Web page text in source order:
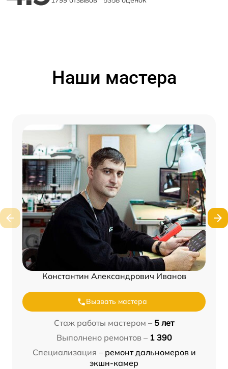
Наши мастера
Константин Александрович Иванов
Вызвать мастера
Стаж работы мастером – 5 лет
Выполнено ремонтов – 1 390
Специализация – ремонт дальномеров и
экшн-камер